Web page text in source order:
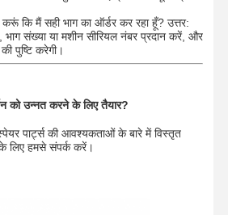
कि मैं सही भाग का ऑर्डर कर रहा हूँ? उत्तर:
संख्या या मशीन सीरियल नंबर प्रदान करें, और
पुष्टि करेगी।
को उन्नत करने के लिए तैयार?
पार्ट्स की आवश्यकताओं के बारे में विस्तृत
के लिए हमसे संपर्क करें।